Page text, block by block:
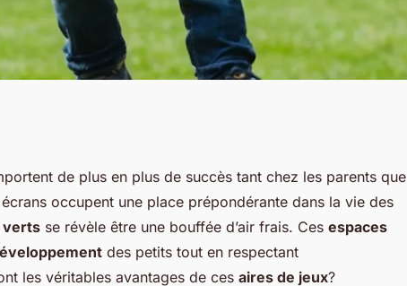
espaces
de plus en plus de succès tant chez les parents que
écrans occupent une place prépondérante dans la vie des
verts se révèle être une bouffée d’air frais. Ces espaces
des petits tout en respectant
les véritables avantages de ces aires de jeux?